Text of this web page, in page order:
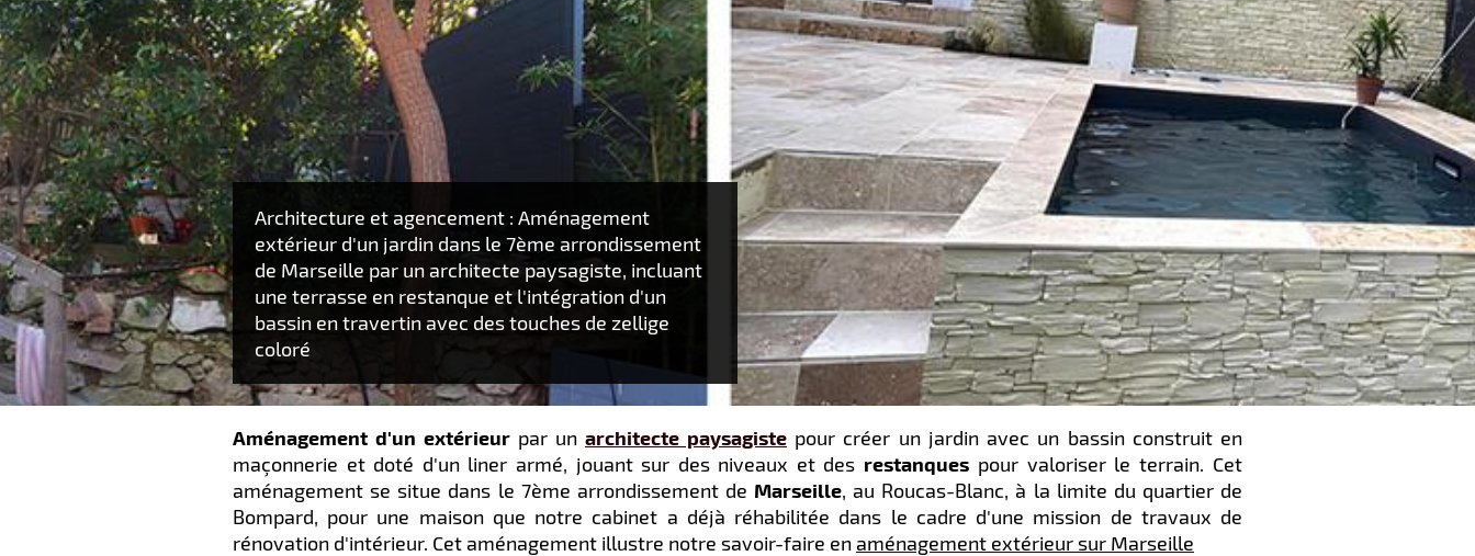
Architecture et agencement : Aménagement
extérieur d'un jardin dans le 7ème arrondissement
de Marseille par un architecte paysagiste, incluant
une terrasse en restanque et l'intégration d'un
bassin en travertin avec des touches de zellige
coloré
Aménagement d'un extérieur par un architecte paysagiste pour créer un jardin avec un bassin construit en
maçonnerie et doté d'un liner armé, jouant sur des niveaux et des restanques pour valoriser le terrain. Cet
aménagement se situe dans le 7ème arrondissement de Marseille, au Roucas-Blanc, à la limite du quartier de
Bompard, pour une maison que notre cabinet a déjà réhabilitée dans le cadre d'une mission de travaux de
rénovation d'intérieur. Cet aménagement illustre notre savoir-faire en aménagement extérieur sur Marseille